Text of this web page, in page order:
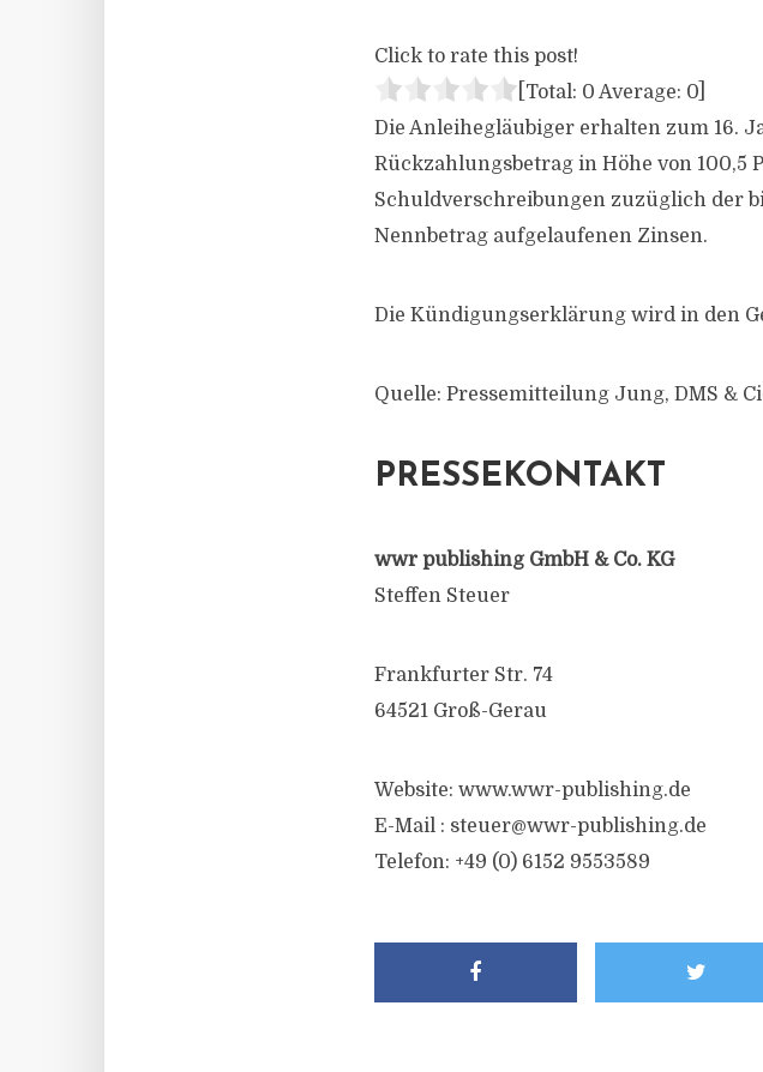
Click to rate this post!
[Total: 0 Average: 0
Die Anleihegläubiger erhalten zum 16.
Rückzahlungsbetrag in Höhe von 100,5
Schuldverschreibungen zuzüglich der
Nennbetrag aufgelaufenen Zinsen.
Die Kündigungserklärung wird in den
Quelle: Pressemitteilung Jung, DMS &
PRESSEKONTAKT
wwr publishing GmbH & Co. KG
Steffen Steuer
Frankfurter Str. 74
64521 Groß-Gerau
Website: www.wwr-publishing.de
E-Mail : steuer@wwr-publishing.de
Telefon: +49 (0) 6152 9553589